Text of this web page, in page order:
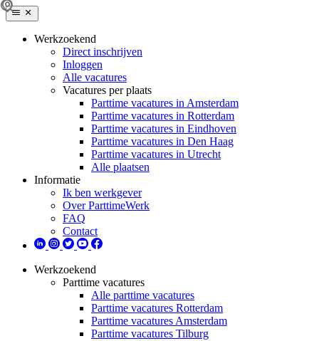
Werkzoekend
Direct inschrijven
Inloggen
Alle vacatures
Vacatures per plaats
Parttime vacatures in Amsterdam
Parttime vacatures in Rotterdam
Parttime vacatures in Eindhoven
Parttime vacatures in Den Haag
Parttime vacatures in Utrecht
Alle plaatsen
Informatie
Ik ben werkgever
Over ParttimeWerk
FAQ
Contact
Werkzoekend
Parttime vacatures
Alle parttime vacatures
Parttime vacatures Rotterdam
Parttime vacatures Amsterdam
Parttime vacatures Tilburg